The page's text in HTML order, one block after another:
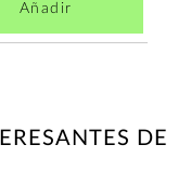
Añadir
DE